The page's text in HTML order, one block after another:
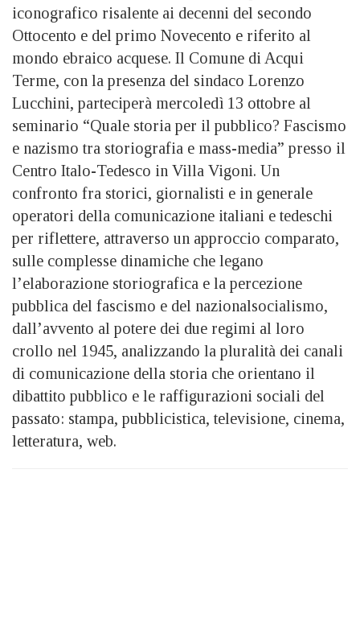
iconografico risalente ai decenni del secondo
Ottocento e del primo Novecento e riferito al
mondo ebraico acquese. Il Comune di Acqui
Terme, con la presenza del sindaco Lorenzo
Lucchini, parteciperà mercoledì 13 ottobre al
seminario “Quale storia per il pubblico? Fascismo
e nazismo tra storiografia e mass-media” presso il
Centro Italo-Tedesco in Villa Vigoni. Un
confronto fra storici, giornalisti e in generale
operatori della comunicazione italiani e tedeschi
per riflettere, attraverso un approccio comparato,
sulle complesse dinamiche che legano
l’elaborazione storiografica e la percezione
pubblica del fascismo e del nazionalsocialismo,
dall’avvento al potere dei due regimi al loro
crollo nel 1945, analizzando la pluralità dei canali
di comunicazione della storia che orientano il
dibattito pubblico e le raffigurazioni sociali del
passato: stampa, pubblicistica, televisione, cinema,
letteratura, web.